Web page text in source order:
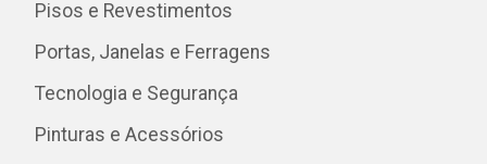
Pisos e Revestimentos
Portas, Janelas e Ferragens
Tecnologia e Segurança
Pinturas e Acessórios